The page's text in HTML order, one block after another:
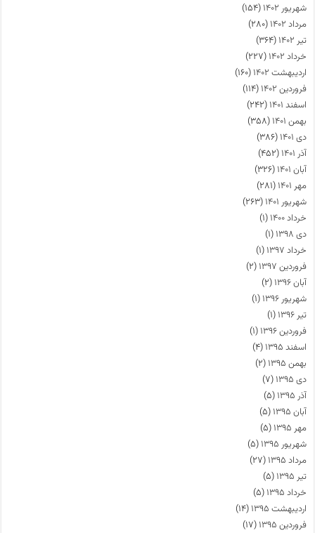
شهریور ۱۴۰۲
(۱۵۴)
مرداد ۱۴۰۲
(۲۸۰)
تیر ۱۴۰۲
(۳۶۴)
خرداد ۱۴۰۲
(۲۲۷)
اردیبهشت ۱۴۰۲
(۱۶۰)
فروردین ۱۴۰۲
(۱۱۴)
اسفند ۱۴۰۱
(۲۴۲)
بهمن ۱۴۰۱
(۳۵۸)
دی ۱۴۰۱
(۳۸۶)
آذر ۱۴۰۱
(۴۵۲)
آبان ۱۴۰۱
(۳۲۶)
مهر ۱۴۰۱
(۲۸۱)
شهریور ۱۴۰۱
(۲۶۳)
خرداد ۱۴۰۰
(۱)
دی ۱۳۹۸
(۱)
خرداد ۱۳۹۷
(۱)
فروردین ۱۳۹۷
(۲)
آبان ۱۳۹۶
(۲)
شهریور ۱۳۹۶
(۱)
تیر ۱۳۹۶
(۱)
فروردین ۱۳۹۶
(۱)
اسفند ۱۳۹۵
(۴)
بهمن ۱۳۹۵
(۲)
دی ۱۳۹۵
(۷)
آذر ۱۳۹۵
(۵)
آبان ۱۳۹۵
(۵)
مهر ۱۳۹۵
(۵)
شهریور ۱۳۹۵
(۵)
مرداد ۱۳۹۵
(۲۷)
تیر ۱۳۹۵
(۵)
خرداد ۱۳۹۵
(۵)
اردیبهشت ۱۳۹۵
(۱۴)
فروردین ۱۳۹۵
(۱۷)